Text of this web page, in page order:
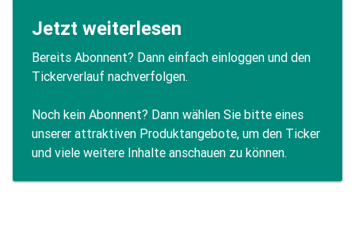
Jetzt weiterlesen
Bereits Abonnent? Dann einfach einloggen und den
Tickerverlauf nachverfolgen.
Noch kein Abonnent? Dann wählen Sie bitte eines
unserer attraktiven Produktangebote, um den Ticker
und viele weitere Inhalte anschauen zu können.